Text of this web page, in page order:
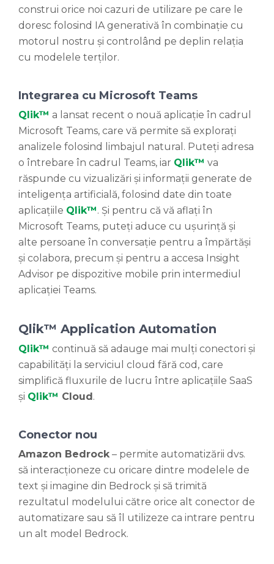
construi orice noi cazuri de utilizare pe care le
doresc folosind IA generativă în combinație cu
motorul nostru și controlând pe deplin relația
cu modelele terților.
Integrarea cu Microsoft Teams
Qlik™ a lansat recent o nouă aplicație în cadrul
Microsoft Teams, care vă permite să explorați
analizele folosind limbajul natural. Puteți adresa
o întrebare în cadrul Teams, iar Qlik™ va
răspunde cu vizualizări și informații generate de
inteligența artificială, folosind date din toate
aplicațiile Qlik™. Și pentru că vă aflați în
Microsoft Teams, puteți aduce cu ușurință și
alte persoane în conversație pentru a împărtăși
și colabora, precum și pentru a accesa Insight
Advisor pe dispozitive mobile prin intermediul
aplicației Teams.
Qlik™ Application Automation
Qlik™ continuă să adauge mai mulți conectori și
capabilități la serviciul cloud fără cod, care
simplifică fluxurile de lucru între aplicațiile SaaS
și Qlik™ Cloud.
Conector nou
Amazon Bedrock – permite automatizării dvs.
să interacționeze cu oricare dintre modelele de
text și imagine din Bedrock și să trimită
rezultatul modelului către orice alt conector de
automatizare sau să îl utilizeze ca intrare pentru
un alt model Bedrock.